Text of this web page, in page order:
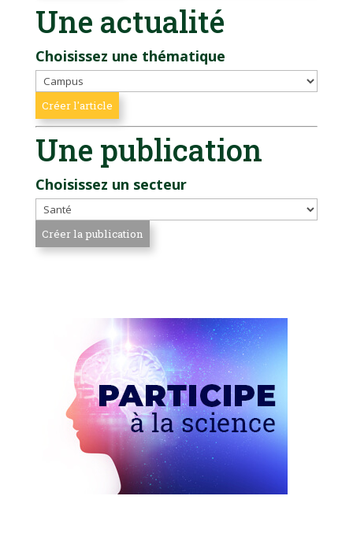
Une actualité
Choisissez une thématique
Une publication
Choisissez un secteur